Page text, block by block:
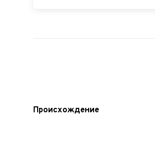
Происхождение